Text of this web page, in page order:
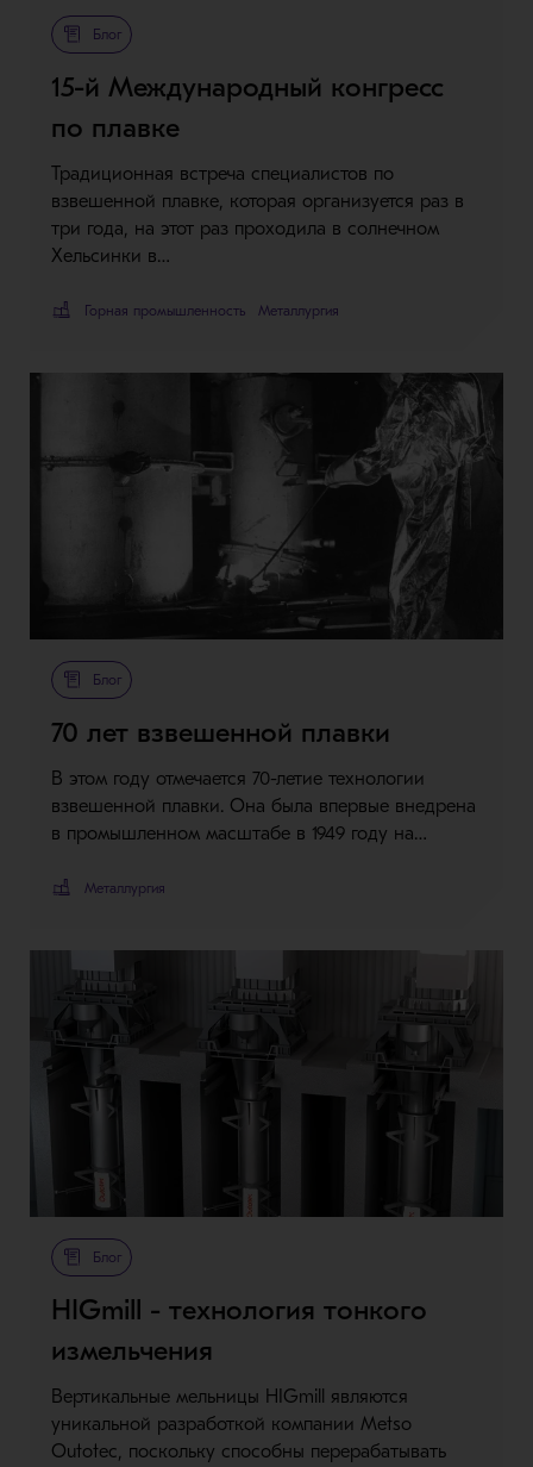
Блог
15-й Международный конгресс
по плавке
Традиционная встреча специалистов по
взвешенной плавке, которая организуется раз в
три года, на этот раз проходила в солнечном
Хельсинки в…
Горная промышленность Металлургия
Блог
70 лет взвешенной плавки
В этом году отмечается 70-летие технологии
взвешенной плавки. Она была впервые внедрена
в промышленном масштабе в 1949 году на…
Металлургия
Блог
HIGmill - технология тонкого
измельчения
Вертикальные мельницы HIGmill являются
уникальной разработкой компании Metso
Outotec, поскольку способны перерабатывать